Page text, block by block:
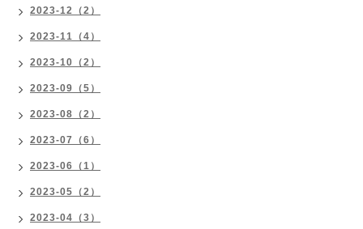
2023-12（2）
2023-11（4）
2023-10（2）
2023-09（5）
2023-08（2）
2023-07（6）
2023-06（1）
2023-05（2）
2023-04（3）